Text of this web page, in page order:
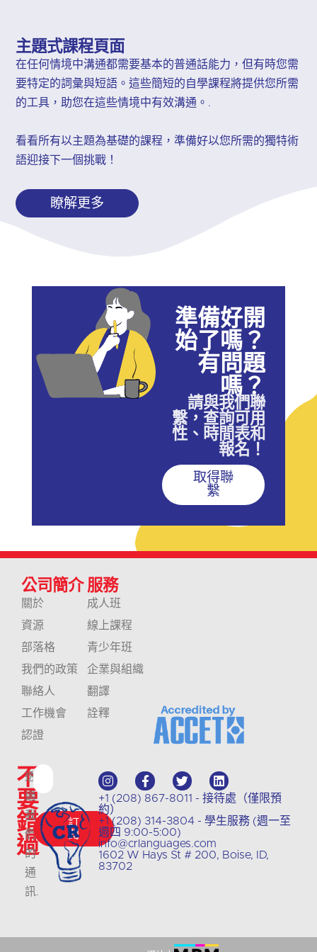
主題式課程頁面
在任何情境中溝通都需要基本的普通話能力，但有時您需
要特定的詞彙與短語。這些簡短的自學課程將提供您所需
的工具，助您在這些情境中有效溝通。.
看看所有以主題為基礎的課程，準備好以您所需的獨特術
語迎接下一個挑戰！
瞭解更多
準備好開
始了嗎？
有問題
嗎？
請與我們聯
繫，查詢可用
性、時間表和
報名！
取得聯
繫
不
要
錯
過
透
過
我
們
的
通
訊.
訂
閱
+1 (208) 867-8011 - 接待處（僅限預
約）
+1 (208) 314-3804 - 學生服務 (週一至
週四 9:00-5:00)
info@crlanguages.com
1602 W Hays St # 200, Boise, ID,
83702
公司簡介
關於
資源
部落格
我們的政策
聯絡人
工作機會
認證
服務
成人班
線上課程
青少年班
企業與組織
翻譯
詮釋